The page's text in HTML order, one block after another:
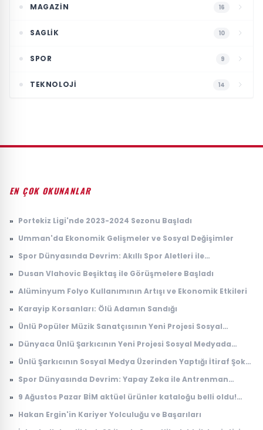
MAGAZIN 16
SAGLIK 10
SPOR 9
TEKNOLOJI 14
EN ÇOK OKUNANLAR
» Portekiz Ligi'nde 2023-2024 Sezonu Başladı
» Umman'da Ekonomik Gelişmeler ve Sosyal Değişimler
» Spor Dünyasında Devrim: Akıllı Spor Aletleri ile
» Dusan Vlahovic Beşiktaş ile Görüşmelere Başladı
» Alüminyum Folyo Kullanımının Artışı ve Ekonomik Etkileri
» Karayip Korsanları: Ölü Adamın Sandığı
» Ünlü Popüler Müzik Sanatçısının Yeni Projesi Sosyal
» Dünyaca Ünlü Şarkıcının Yeni Projesi Sosyal Medyada
» Ünlü Şarkıcının Sosyal Medya Üzerinden Yaptığı İtiraf Şok
» Spor Dünyasında Devrim: Yapay Zeka ile Antrenman
» 9 Ağustos Pazar BİM aktüel ürünler kataloğu belli oldu!
ürünleri: Elektrikli bisiklet, süpürge, telefon ve TV
» Hakan Ergin'in Kariyer Yolculuğu ve Başarıları